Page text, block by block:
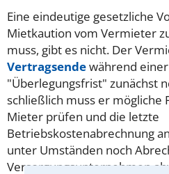
Eine eindeutige gesetzliche
Mietkaution vom Vermieter
muss, gibt es nicht. Der
Vertragsendewährend
"Überlegungsfrist" zunächst
schließlich muss er mögliche
Mieter prüfen und die letzte
Betriebskostenabrechnung
unter Umständen noch
Versorgungsunternehmen